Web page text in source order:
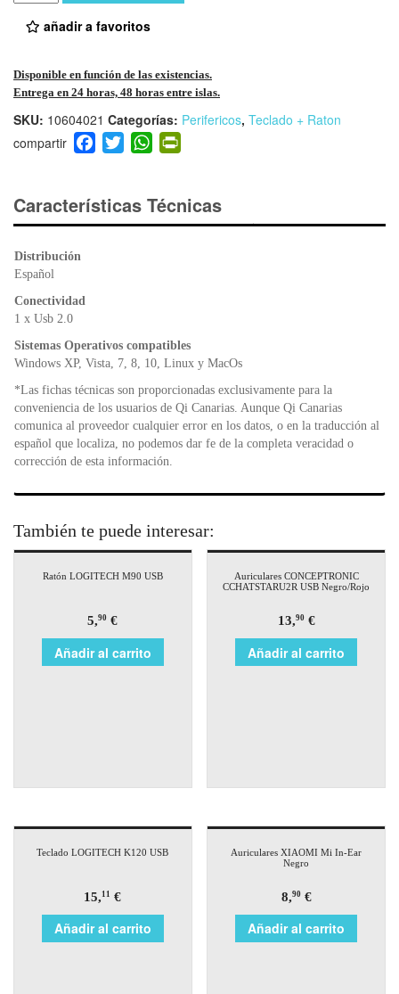
añadir a favoritos
Disponible en función de las existencias.
Entrega en 24 horas, 48 horas entre islas.
SKU: 10604021 Categorías: Perifericos, Teclado + Raton
F
a
e
b
T
wi
er
W
h
s
A
ri
e
Características Técnicas
Distribución
Español
Conectividad
1 x Usb 2.0
Sistemas Operativos compatibles
Windows XP, Vista, 7, 8, 10, Linux y MacOs
*Las fichas técnicas son proporcionadas exclusivamente para la
conveniencia de los usuarios de Qi Canarias. Aunque Qi Canarias
comunica al proveedor cualquier error en los datos, o en la traducción al
español que localiza, no podemos dar fe de la completa veracidad o
corrección de esta información.
También te puede interesar:
Ratón LOGITECH M90 USB
5,90 €
Añadir al carrito
Auriculares CONCEPTRONIC
CCHATSTARU2R USB Negro/Rojo
13,90€
Añadir al carrito
Teclado LOGITECH K120 USB
15,11 €
Añadir al carrito
Auriculares XIAOMI Mi In-Ear
Negro
8,90€
Añadir al carrito